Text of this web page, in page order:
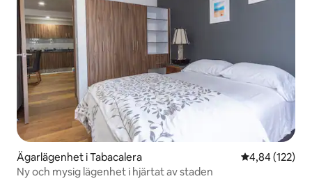
Ägarlägenhet i Tabacalera 4,84 av 5 i
4,84 (122)
Ny och mysig lägenhet i hjärtat av staden